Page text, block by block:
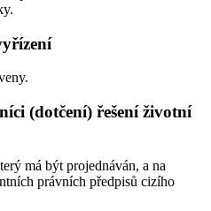
(dotčení) řešení životní
má být projednáván, a na
právních předpisů cizího